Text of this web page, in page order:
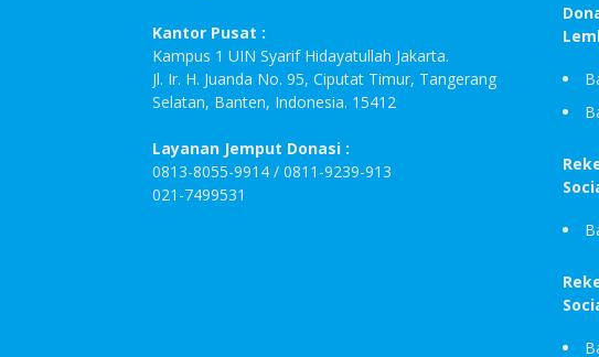
Kantor Pusat :
Kampus 1 UIN Syarif Hidayatullah Jakarta.
Jl. Ir. H. Juanda No. 95, Ciputat Timur, Tangerang
Selatan, Banten, Indonesia. 15412
Layanan Jemput Donasi :
0813-8055-9914 / 0811-9239-913
021-7499531